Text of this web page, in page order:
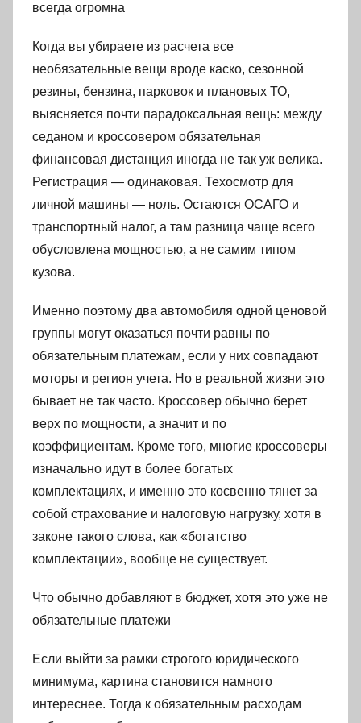
всегда огромна
Когда вы убираете из расчета все
необязательные вещи вроде каско, сезонной
резины, бензина, парковок и плановых ТО,
выясняется почти парадоксальная вещь: между
седаном и кроссовером обязательная
финансовая дистанция иногда не так уж велика.
Регистрация — одинаковая. Техосмотр для
личной машины — ноль. Остаются ОСАГО и
транспортный налог, а там разница чаще всего
обусловлена мощностью, а не самим типом
кузова.
Именно поэтому два автомобиля одной ценовой
группы могут оказаться почти равны по
обязательным платежам, если у них совпадают
моторы и регион учета. Но в реальной жизни это
бывает не так часто. Кроссовер обычно берет
верх по мощности, а значит и по
коэффициентам. Кроме того, многие кроссоверы
изначально идут в более богатых
комплектациях, и именно это косвенно тянет за
собой страхование и налоговую нагрузку, хотя в
законе такого слова, как «богатство
комплектации», вообще не существует.
Что обычно добавляют в бюджет, хотя это уже не
обязательные платежи
Если выйти за рамки строгого юридического
минимума, картина становится намного
интереснее. Тогда к обязательным расходам